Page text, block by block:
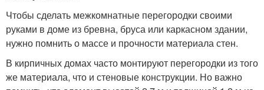
Чтобы сделать межкомнатные перегородки своими
руками в доме из бревна, бруса или каркасном здании,
нужно помнить о массе и прочности материала стен.
В кирпичных домах часто монтируют перегородки из того
же материала, что и стеновые конструкции. Но важно